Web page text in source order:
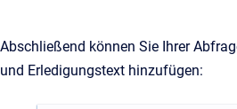
Abschließend können Sie Ihrer
und Erledigungstext hinzufügen: